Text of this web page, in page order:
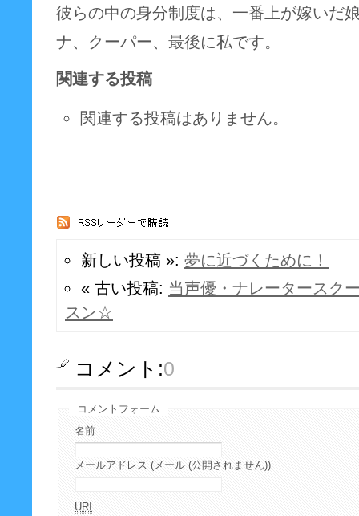
彼らの中の身分制度は、一番上が嫁いだ
ナ、クーパー、最後に私です。
関連する投稿
関連する投稿はありません。
新しい投稿 »: 夢に近づくために！
« 古い投稿: 当声優・ナレータースク
スン☆
コメント:0
コメントフォーム
名前
メールアドレス (メール (公開されません))
URI